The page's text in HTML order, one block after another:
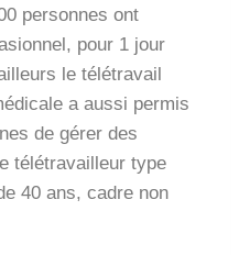
personnes ont
pour 1 jour
le télétravail
a aussi permis
de gérer des
télétravailleur type
40 ans, cadre non